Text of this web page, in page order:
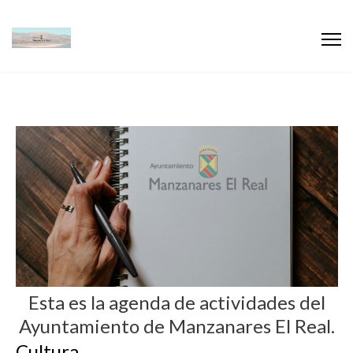
Esta es la agenda de actividades del
Ayuntamiento de Manzanares El Real.